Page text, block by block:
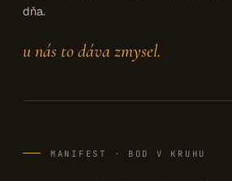
dňa.
u nás to dáva zmysel.
MANIFEST · BOD V KRUHU